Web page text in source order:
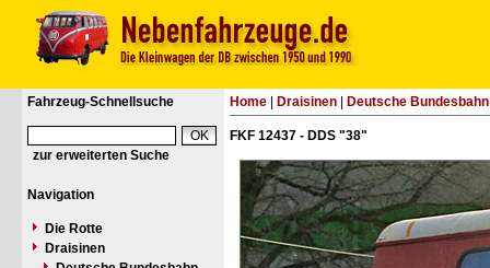
Fahrzeug-Schnellsuche
zur erweiterten Suche
Navigation
Die Rotte
Draisinen
Home Draisinen Deutsche Bundesbahn
FKF 12437 - DDS "38"